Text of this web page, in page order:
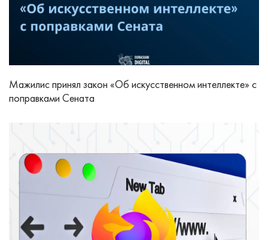
Мажилис принял закон «Об искусственном интеллекте» с
поправками Сената